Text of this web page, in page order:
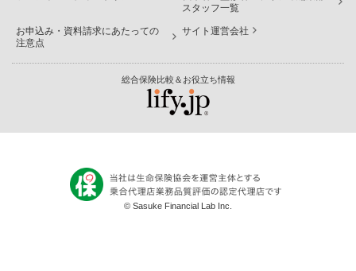
スタッフ一覧
お申込み・資料請求にあたっての
注意点
サイト運営会社
総合保険比較＆お役立ち情報
© Sasuke Financial Lab Inc.